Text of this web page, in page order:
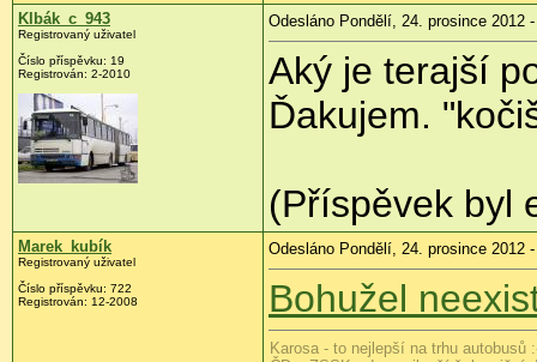
Klbák_c_943
Registrovaný uživatel
Číslo příspěvku: 19
Registrován: 2-2010
Odesláno Pondělí, 24. prosince 2012
Aký je terajší
Ďakujem.
(Příspěvek byl
Marek_kubík
Registrovaný uživatel
Číslo příspěvku: 722
Registrován: 12-2008
Odesláno Pondělí, 24. prosince 2012
Bohužel
Karosa - to nejlepší na trhu autobusů